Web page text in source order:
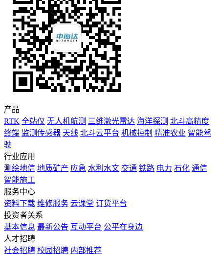
产品
RTK 全站仪 无人机航测 三维激光雷达 海洋探测 北斗高精度
终端 监测传感器 天线 北斗云平台 机械控制 精准农业 智能驾
驶
行业应用
测绘地信 地质矿产 应急 水利水文 交通 铁路 电力 石化 通信
智能施工
服务中心
资料下载 维修服务 云课堂 订货平台
投资者关系
基本信息 最新公告 互动平台 公平在身边
人才招聘
社会招聘 校园招聘 内部推荐